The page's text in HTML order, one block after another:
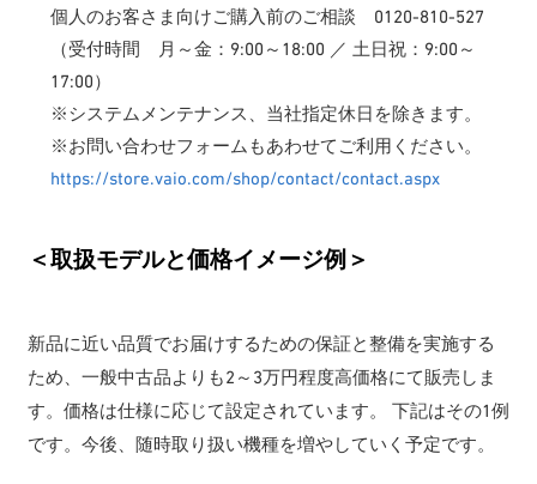
個人のお客さま向けご購入前のご相談 0120-810-527
（受付時間 月～金：9:00～18:00 ／ 土日祝：9:00～
17:00）
※システムメンテナンス、当社指定休日を除きます。
※お問い合わせフォームもあわせてご利用ください。
https://store.vaio.com/shop/contact/contact.aspx
＜取扱モデルと価格イメージ例＞
新品に近い品質でお届けするための保証と整備を実施する
ため、一般中古品よりも2～3万円程度高価格にて販売しま
す。価格は仕様に応じて設定されています。 下記はその1例
です。今後、随時取り扱い機種を増やしていく予定です。